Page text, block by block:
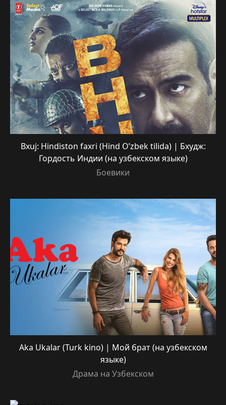
Bxuj: Hindiston faxri (Hind O’zbek tilida) | Бхудж:
Гордость Индии (на узбекском языке)
Боевики
Aka Ukalar (Turk kino) | Мой брат (на узбекском
языке)
Драма на Узбекском